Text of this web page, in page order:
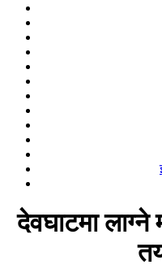
देवघाटमा लाग्ने